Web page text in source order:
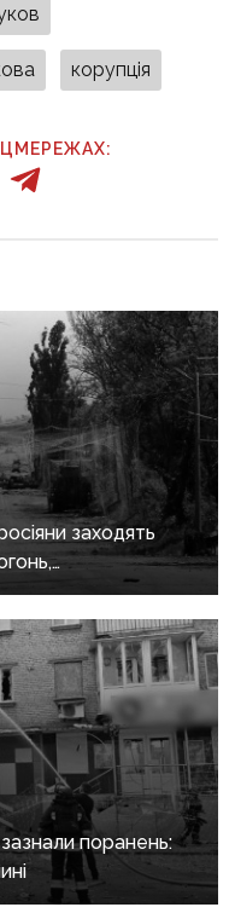
корупція
заходять
слабкі
поранень: